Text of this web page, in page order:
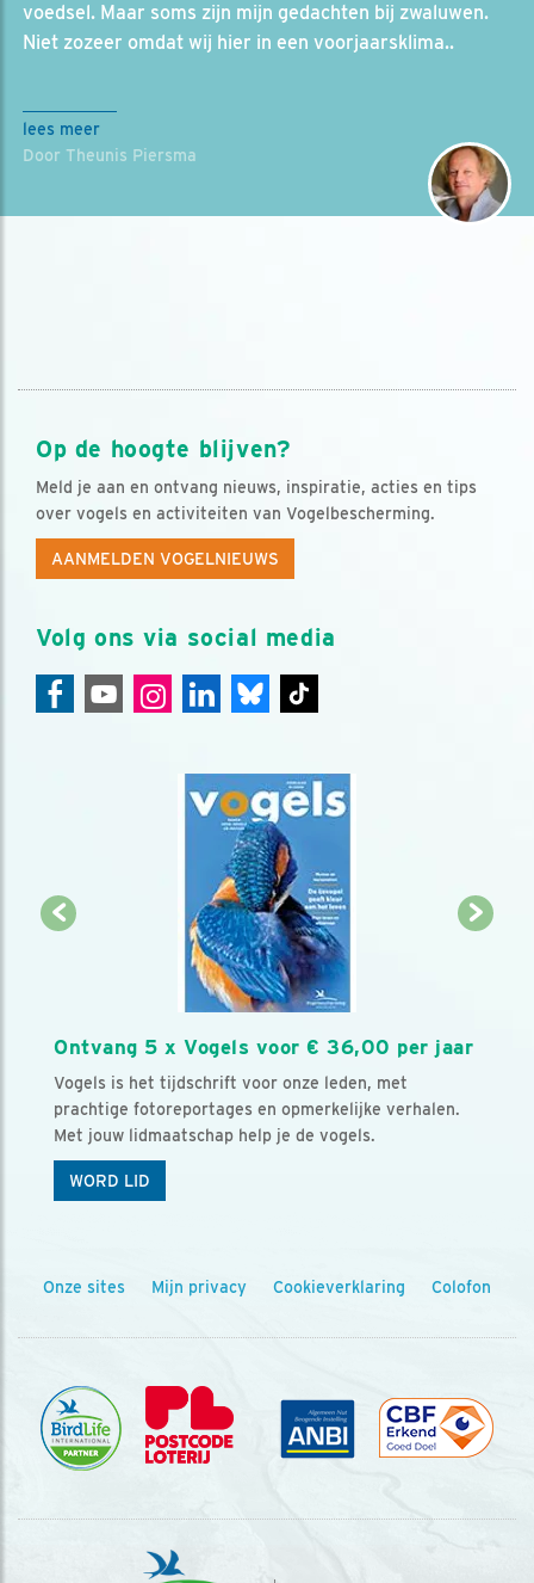
voedsel. Maar soms zijn mijn gedachten bij zwaluwen.
Niet zozeer omdat wij hier in een voorjaarsklima..
lees meer
Door Theunis Piersma
Op de hoogte blijven?
Meld je aan en ontvang nieuws, inspiratie, acties en tips
over vogels en activiteiten van Vogelbescherming.
AANMELDEN VOGELNIEUWS
Volg ons via social media
Ontvang 5 x Vogels voor € 36,00 per jaar
Vogels is het tijdschrift voor onze leden, met
prachtige fotoreportages en opmerkelijke verhalen.
Met jouw lidmaatschap help je de vogels.
WORD LID
Onze sites Mijn privacy Cookieverklaring Colofon